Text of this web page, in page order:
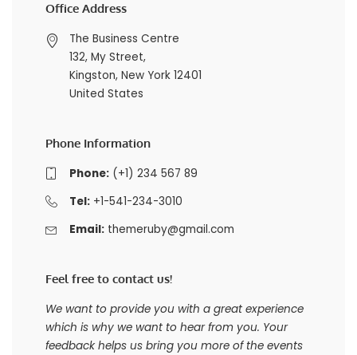
Office Address
The Business Centre
132, My Street,
Kingston, New York 12401
United States
Phone Information
Phone:(+1) 234 567 89
Tel:+1-541-234-3010
Email: themeruby@gmail.com
Feel free to contact us!
We want to provide you with a great experience
which is why we want to hear from you. Your
feedback helps us bring you more of the events